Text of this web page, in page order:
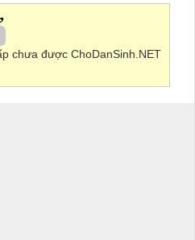
chưa được ChoDanSinh.NET